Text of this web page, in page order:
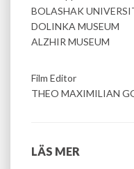
BOLASHAK
DOLINKA MUSEUM
ALZHIR MUSEUM
Film Editor
THEO MAXIMILIAN
LÄS MER